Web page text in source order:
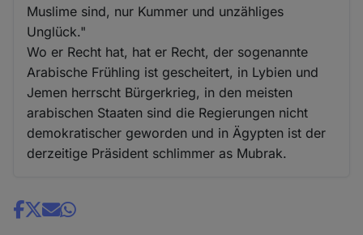
Muslime sind, nur Kummer und unzähliges
Unglück."
Wo er Recht hat, hat er Recht, der sogenannte
Arabische Frühling ist gescheitert, in Lybien und
Jemen herrscht Bürgerkrieg, in den meisten
arabischen Staaten sind die Regierungen nicht
demokratischer geworden und in Ägypten ist der
derzeitige Präsident schlimmer as Mubrak.
Share